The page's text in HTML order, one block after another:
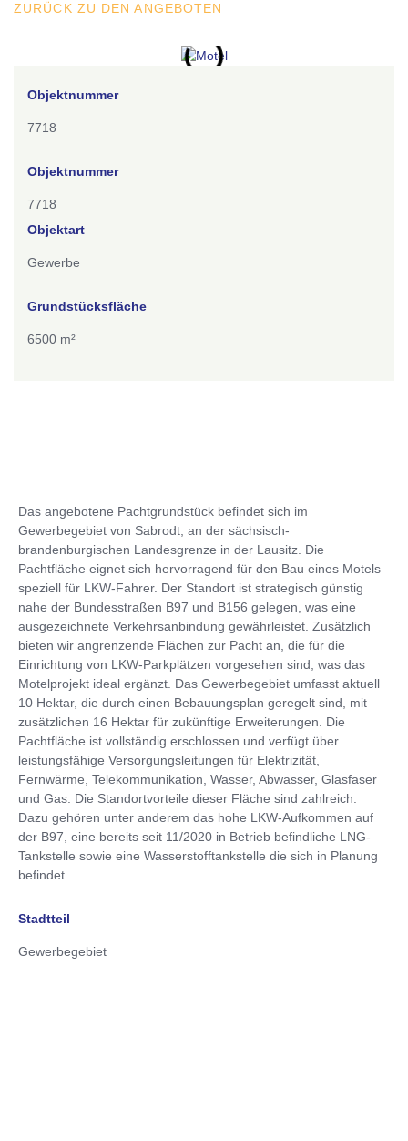
ZURÜCK ZU DEN ANGEBOTEN
Objektnummer
7718
Objektnummer
7718
Objektart
Gewerbe
Grundstücksfläche
6500 m²
Das angebotene Pachtgrundstück befindet sich im
Gewerbegebiet von Sabrodt, an der sächsisch-
brandenburgischen Landesgrenze in der Lausitz. Die
Pachtfläche eignet sich hervorragend für den Bau eines Motels
speziell für LKW-Fahrer. Der Standort ist strategisch günstig
nahe der Bundesstraßen B97 und B156 gelegen, was eine
ausgezeichnete Verkehrsanbindung gewährleistet. Zusätzlich
bieten wir angrenzende Flächen zur Pacht an, die für die
Einrichtung von LKW-Parkplätzen vorgesehen sind, was das
Motelprojekt ideal ergänzt. Das Gewerbegebiet umfasst aktuell
10 Hektar, die durch einen Bebauungsplan geregelt sind, mit
zusätzlichen 16 Hektar für zukünftige Erweiterungen. Die
Pachtfläche ist vollständig erschlossen und verfügt über
leistungsfähige Versorgungsleitungen für Elektrizität,
Fernwärme, Telekommunikation, Wasser, Abwasser, Glasfaser
und Gas. Die Standortvorteile dieser Fläche sind zahlreich:
Dazu gehören unter anderem das hohe LKW-Aufkommen auf
der B97, eine bereits seit 11/2020 in Betrieb befindliche LNG-
Tankstelle sowie eine Wasserstofftankstelle die sich in Planung
befindet.
Stadtteil
Gewerbegebiet